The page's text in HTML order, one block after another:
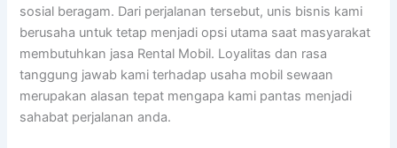
sosial beragam. Dari perjalanan tersebut, unis bisnis kami
berusaha untuk tetap menjadi opsi utama saat masyarakat
membutuhkan jasa Rental Mobil. Loyalitas dan rasa
tanggung jawab kami terhadap usaha mobil sewaan
merupakan alasan tepat mengapa kami pantas menjadi
sahabat perjalanan anda.